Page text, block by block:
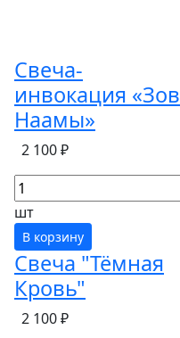
Свеча-
инвокация «Зов
Наамы»
2 100 ₽
шт
В корзину
Свеча "Тёмная
Кровь"
2 100 ₽